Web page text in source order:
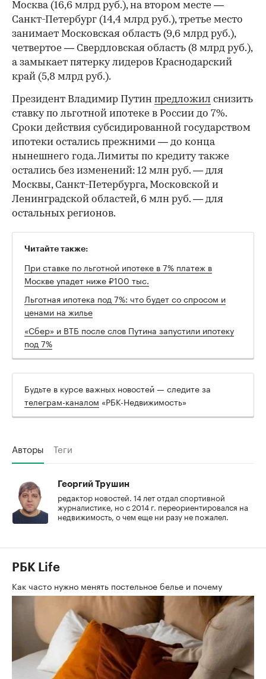
00:00 / 00:00
Москва (16,6 млрд руб.), на втором месте —
Санкт-Петербург (14,4 млрд руб.), третье место
занимает Московская область (9,6 млрд руб.),
четвертое — Свердловская область (8 млрд руб.),
а замыкает пятерку лидеров Краснодарский
край (5,8 млрд руб.).
Президент Владимир Путин предложил снизить
ставку по льготной ипотеке в России до 7%.
Сроки действия субсидированной государством
ипотеки остались прежними — до конца
нынешнего года. Лимиты по кредиту также
остались без изменений: 12 млн руб. — для
Москвы, Санкт-Петербурга, Московской и
Ленинградской областей, 6 млн руб. — для
остальных регионов.
Читайте также:
При ставке по льготной ипотеке в 7% платеж в
Москве упадет ниже ₽100 тыс.
Льготная ипотека под 7%: что будет со спросом и
ценами на жилье
«Сбер» и ВТБ после слов Путина запустили ипотеку
под 7%
Будьте в курсе важных новостей — следите за
телеграм-каналом «РБК-Недвижимость»
Авторы Теги
Георгий Трушин
редактор новостей. 14 лет отдал спортивной
журналистике, но с 2014 г. переориентировался на
недвижимость, о чем еще ни разу не пожалел.
РБК Life
Как часто нужно менять постельное белье и почему